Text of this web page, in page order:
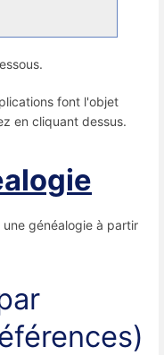
font l'objet
en cliquant dessus.
généalogie à partir